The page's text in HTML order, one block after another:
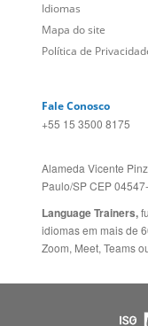
Política de Privacidade
Alameda Vicente
Language Trainers,
idiomas em mais de